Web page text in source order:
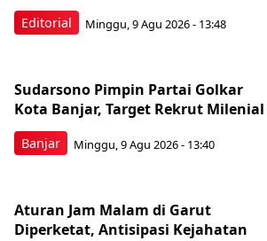
Editorial Minggu, 9 Agu 2026 - 13:48
Banjar
Sudarsono Pimpin Partai Golkar
Kota Banjar, Target Rekrut Milenial
Minggu, 9 Agu 2026 - 13:40
Aturan Jam Malam di Garut
Diperketat, Antisipasi Kejahatan